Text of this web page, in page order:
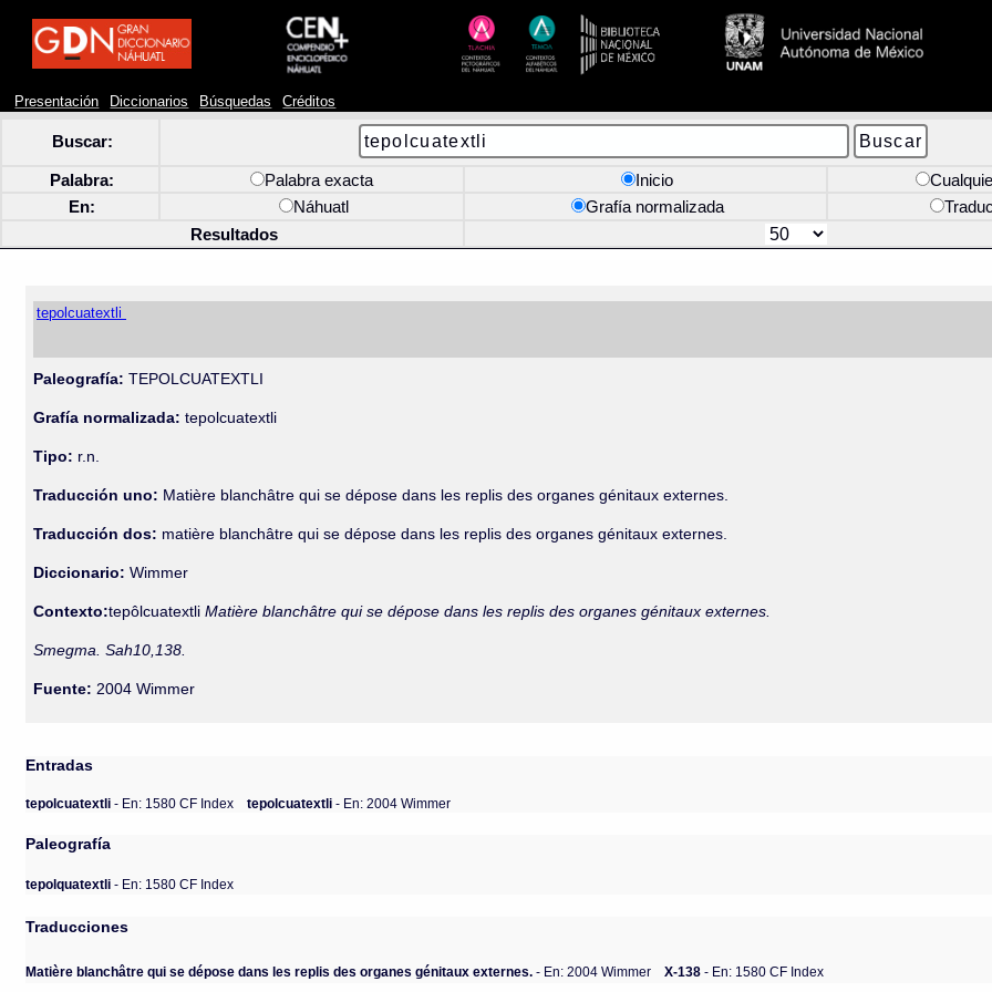
Presentación Diccionarios Búsquedas Créditos
Buscar:
Palabra: Palabra exacta Inicio
En:
Náhuatl Grafía normalizada
Resultados
tepolcuatextli
Paleografía: TEPOLCUATEXTLI
Grafía normalizada: tepolcuatextli
Tipo: r.n.
Traducción uno: Matière blanchâtre qui se dépose dans les replis des organes génitaux externes.
Traducción dos: matière blanchâtre qui se dépose dans les replis des organes génitaux externes.
Diccionario:Wimmer
Contexto:tepôlcuatextliMatière blanchâtre qui se dépose dans les replis des organes génitaux externes.
Smegma. Sah10,138.
Fuente: 2004 Wimmer
Entradas
tepolcuatextli- En: 1580 CF Index tepolcuatextli- En: 2004 Wimmer
Paleografía
tepolquatextli - En: 1580 CF Index
Traducciones
Matière blanchâtre qui se dépose dans les replis des organes génitaux externes. - En: 2004 Wimmer X-138 - En: 1580 CF Index